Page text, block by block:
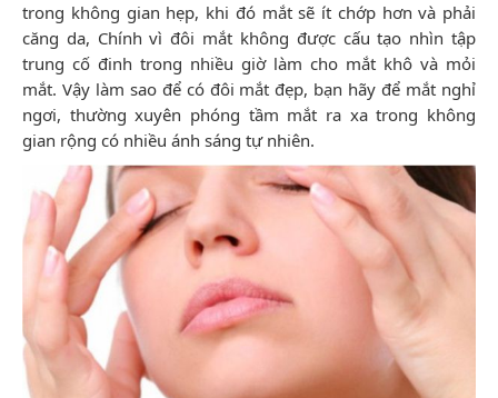
trong không gian hẹp, khi đó mắt sẽ ít chớp hơn và phải
căng da, Chính vì đôi mắt không được cấu tạo nhìn tập
trung cố đinh trong nhiều giờ làm cho mắt khô và mỏi
mắt. Vậy làm sao để có đôi mắt đẹp, bạn hãy để mắt nghỉ
ngơi, thường xuyên phóng tầm mắt ra xa trong không
gian rộng có nhiều ánh sáng tự nhiên.